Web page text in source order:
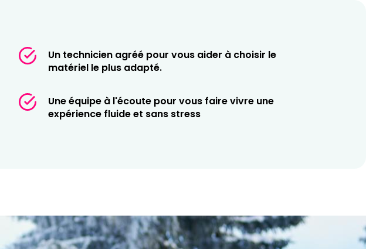
Un technicien agréé pour vous aider à choisir le
matériel le plus adapté.
Une équipe à l'écoute pour vous faire vivre une
expérience fluide et sans stress